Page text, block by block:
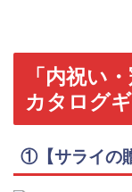
「内祝い
カタログ
①【サライの